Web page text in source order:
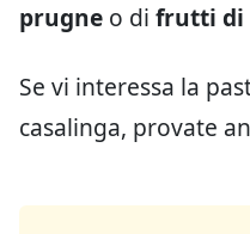
prugne o di frutti di
Se vi interessa la
casalinga, provate